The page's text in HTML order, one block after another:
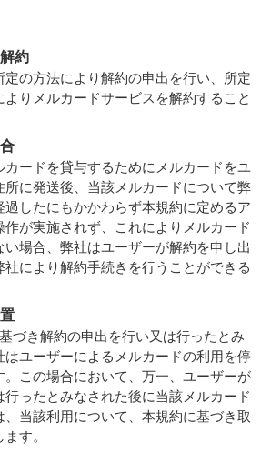
約
の方法により解約の申出を行い、所定
りメルカードサービスを解約すること
ードを貸与するためにメルカードをユ
所に発送後、当該メルカードについて弊
したにもかかわらず本規約に定めるア
作が実施されず、これによりメルカード
場合、弊社はユーザーが解約を申し出
により解約手続きを行うことができる
づき解約の申出を行い又は行ったとみ
はユーザーによるメルカードの利用を停
。この場合において、万一、ユーザーが
ったとみなされた後に当該メルカード
当該利用について、本規約に基づき取
す。